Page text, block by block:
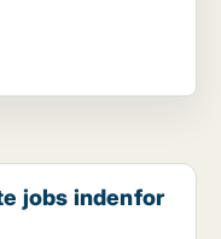
jobs indenfor